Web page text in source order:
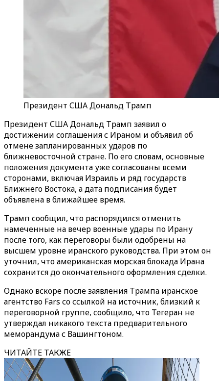
Президент США Дональд Трамп
Президент США Дональд Трамп заявил о
достижении соглашения с Ираном и объявил об
отмене запланированных ударов по
ближневосточной стране. По его словам, основные
положения документа уже согласованы всеми
сторонами, включая Израиль и ряд государств
Ближнего Востока, а дата подписания будет
объявлена в ближайшее время.
Трамп сообщил, что распорядился отменить
намеченные на вечер военные удары по Ирану
после того, как переговоры были одобрены на
высшем уровне иранского руководства. При этом он
уточнил, что американская морская блокада Ирана
сохранится до окончательного оформления сделки.
Однако вскоре после заявления Трампа иранское
агентство Fars со ссылкой на источник, близкий к
переговорной группе, сообщило, что Тегеран не
утверждал никакого текста предварительного
меморандума с Вашингтоном.
ЧИТАЙТЕ ТАКЖЕ